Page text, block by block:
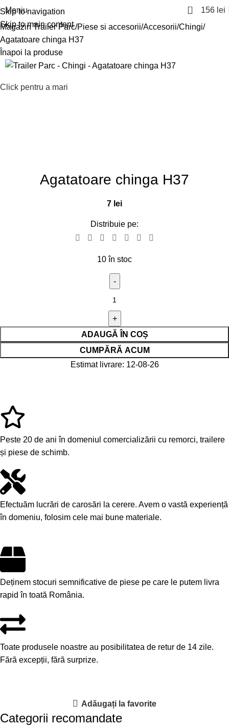
Skip to navigation
Skip to main content
Meniu 1 156 lei
Magazin Trailer Parc Piese si accesorii Accesorii Chingi
Agatatoare chinga H37
Înapoi la produse
Click pentru a mari
Agatatoare chinga H37
7 lei
Distribuie pe:
10 în stoc
ADAUGĂ ÎN COȘ
CUMPĂRĂ ACUM
Estimat livrare: 12-08-26
Peste 20 de ani în domeniul comercializării cu remorci, trailere
și piese de schimb.
Efectuăm lucrări de carosări la cerere. Avem o vastă experiență
în domeniu, folosim cele mai bune materiale.
Deținem stocuri semnificative de piese pe care le putem livra
rapid în toată România.
Toate produsele noastre au posibilitatea de retur de 14 zile.
Fără excepții, fără surprize.
Adăugați la favorite
Categorii recomandate